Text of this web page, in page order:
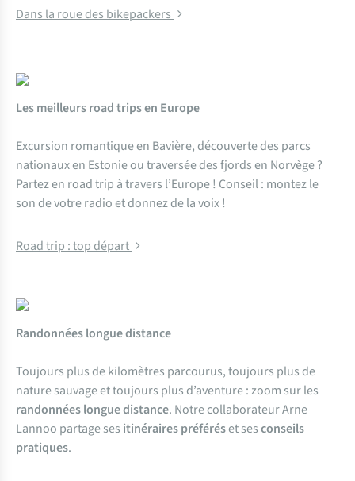
Dans la roue des bikepackers
Les meilleurs road trips en Europe
Excursion romantique en Bavière, découverte des parcs
nationaux en Estonie ou traversée des fjords en Norvège ?
Partez en road trip à travers l’Europe ! Conseil : montez le
son de votre radio et donnez de la voix !
Road trip : top départ
Randonnées longue distance
Toujours plus de kilomètres parcourus, toujours plus de
nature sauvage et toujours plus d’aventure : zoom sur les
randonnées longue distance. Notre collaborateur Arne
Lannoo partage ses itinéraires préféréset sesconseils
pratiques.